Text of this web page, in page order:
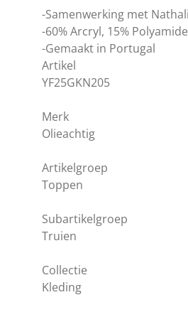
-Samenwerking met
-60% Arcryl, 15%
-Gemaakt in Portugal
Artikel
YF25GKN205
Merk
Olieachtig
Artikelgroep
Toppen
Subartikelgroep
Truien
Collectie
Kleding